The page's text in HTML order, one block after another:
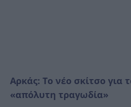
Αρκάς: Το νέο σκίτσο για
«απόλυτη τραγωδία»